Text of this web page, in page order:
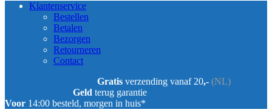
Klantenservice
Bestellen
Betalen
Bezorgen
Retourneren
Contact
Gratis verzending vanaf 20,- (NL)
Geld terug garantie
Voor 14:00 besteld, morgen in huis*